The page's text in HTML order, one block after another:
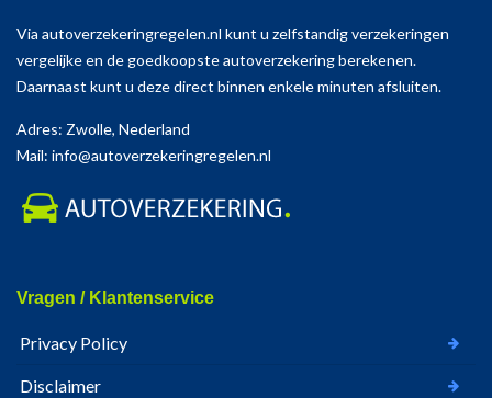
Via autoverzekeringregelen.nl kunt u zelfstandig verzekeringen
vergelijke en de goedkoopste autoverzekering berekenen.
Daarnaast kunt u deze direct binnen enkele minuten afsluiten.
Adres: Zwolle, Nederland
Mail: info@autoverzekeringregelen.nl
Vragen / Klantenservice
Privacy Policy
Disclaimer